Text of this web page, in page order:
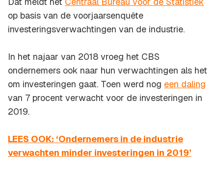
op basis van de voorjaarsenquête
investeringsverwachtingen van de industrie.
In het najaar van 2018 vroeg het CBS
ondernemers ook naar hun verwachtingen als het
om investeringen gaat. Toen werd nog een daling
van 7 procent verwacht voor de investeringen in
2019.
LEES OOK: ‘Ondernemers in de industrie
verwachten minder investeringen in 2019’